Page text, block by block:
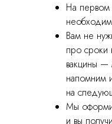
На первом
Вам не
про
вакцины —
напомним
на
Мы
и вы